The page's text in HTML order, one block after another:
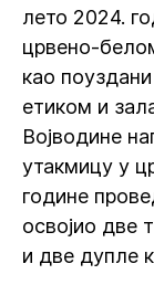
лето 2024.
црвено-
као
етиком и
Војводине
утакмицу у
године
освојио две
и две дупле